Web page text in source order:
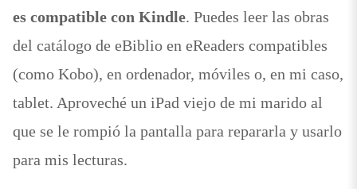
es compatible con Kindle. Puedes leer las obras
del catálogo de eBiblio en eReaders compatibles
(como Kobo), en ordenador, móviles o, en mi caso,
tablet. Aproveché un iPad viejo de mi marido al
que se le rompió la pantalla para repararla y usarlo
para mis lecturas.